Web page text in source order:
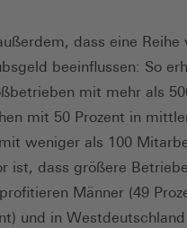
dass eine
beeinflussen: So
mit mehr als
mit 50 Prozent in
weniger als 100
ist, dass größere
Männer (49
und in